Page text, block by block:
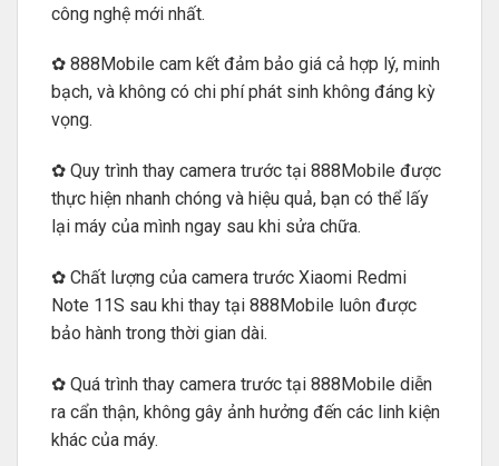
công nghệ mới nhất.
✿ 888Mobile cam kết đảm bảo giá cả hợp lý, minh
bạch, và không có chi phí phát sinh không đáng kỳ
vọng.
✿ Quy trình thay camera trước tại 888Mobile được
thực hiện nhanh chóng và hiệu quả, bạn có thể lấy
lại máy của mình ngay sau khi sửa chữa.
✿ Chất lượng của camera trước Xiaomi Redmi
Note 11S sau khi thay tại 888Mobile luôn được
bảo hành trong thời gian dài.
✿ Quá trình thay camera trước tại 888Mobile diễn
ra cẩn thận, không gây ảnh hưởng đến các linh kiện
khác của máy.